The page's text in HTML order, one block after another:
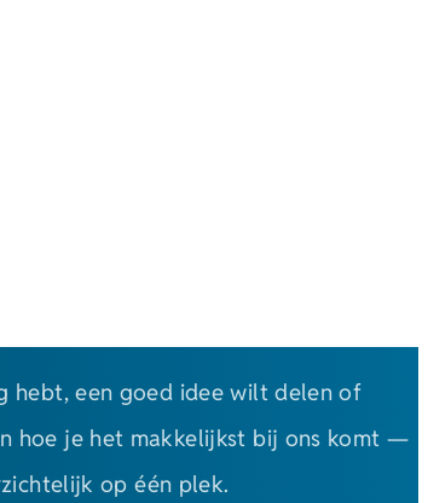
hebt, een goed idee wilt delen of
hoe je het makkelijkst bij ons komt —
op één plek.